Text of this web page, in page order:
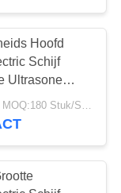
Hoofd
Schijf
Ultrasone
van 1.5Mhz
negotiable MOQ:180 Stuk/Stukken